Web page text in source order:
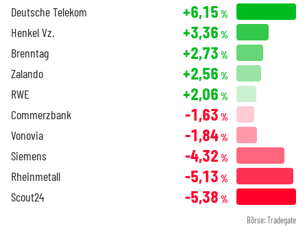
Deutsche Telekom +6,15 %
Henkel Vz. +3,36 %
Brenntag +2,73 %
Zalando +2,56 %
RWE +2,06 %
Commerzbank -1,63 %
Vonovia -1,84%
Siemens -4,32 %
Rheinmetall -5,13 %
Scout24 -5,38 %
Börse: Tradegate